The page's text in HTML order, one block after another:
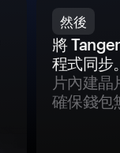
然後
將
程式同步
片內建晶
確保錢包